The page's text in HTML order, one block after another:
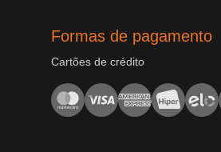
Formas de pagamento
Cartões de crédito